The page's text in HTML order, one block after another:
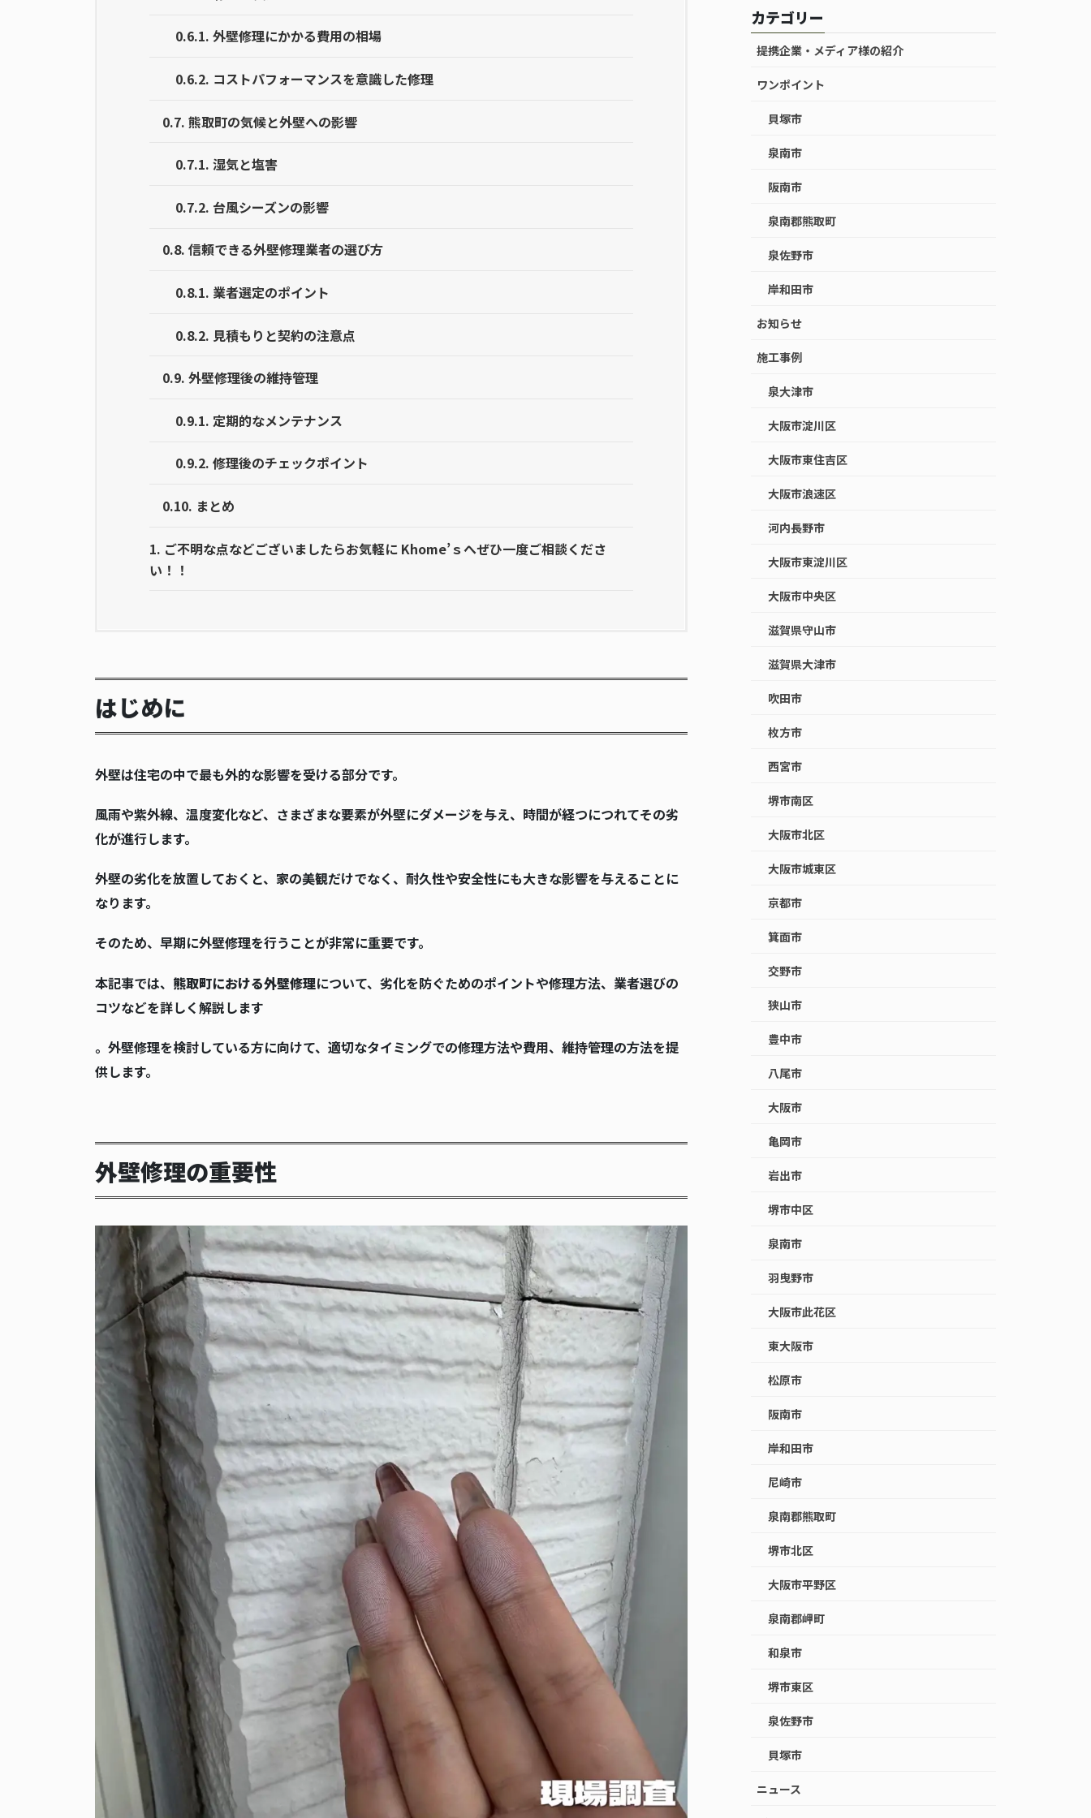
0.6.1. 外壁修理にかかる費用の相場
0.6.2. コストパフォーマンスを意識した修理
0.7. 熊取町の気候と外壁への影響
0.7.1. 湿気と塩害
0.7.2. 台風シーズンの影響
0.8. 信頼できる外壁修理業者の選び方
0.8.1. 業者選定のポイント
0.8.2. 見積もりと契約の注意点
0.9. 外壁修理後の維持管理
0.9.1. 定期的なメンテナンス
0.9.2. 修理後のチェックポイント
0.10. まとめ
1. ご不明な点などございましたらお気軽に Khome’ｓへぜひ一度ご相談くださ
い！！
はじめに
外壁は住宅の中で最も外的な影響を受ける部分です。
風雨や紫外線、温度変化など、さまざまな要素が外壁にダメージを与え、時間が経つにつれてその劣
化が進行します。
外壁の劣化を放置しておくと、家の美観だけでなく、耐久性や安全性にも大きな影響を与えることに
なります。
そのため、早期に外壁修理を行うことが非常に重要です。
本記事では、 熊取町における外壁修理について、劣化を防ぐためのポイントや修理方法、業者選びの
コツなどを詳しく解説します
。外壁修理を検討している方に向けて、適切なタイミングでの修理方法や費用、維持管理の方法を提
供します。
外壁修理の重要性
カテゴリー
提携企業・メディア様の紹介
ワンポイント
貝塚市
泉南市
阪南市
泉南郡熊取町
泉佐野市
岸和田市
お知らせ
施工事例
泉大津市
大阪市淀川区
大阪市東住吉区
大阪市浪速区
河内長野市
大阪市東淀川区
大阪市中央区
滋賀県守山市
滋賀県大津市
吹田市
枚方市
西宮市
堺市南区
大阪市北区
大阪市城東区
京都市
箕面市
交野市
狭山市
豊中市
八尾市
大阪市
亀岡市
岩出市
堺市中区
泉南市
羽曳野市
大阪市此花区
東大阪市
松原市
阪南市
岸和田市
尼崎市
泉南郡熊取町
堺市北区
大阪市平野区
泉南郡岬町
和泉市
堺市東区
泉佐野市
貝塚市
ニュース